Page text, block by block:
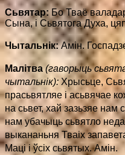
Сьвятар: Бо Тваё
Сына, і Сьвятога Духа,
Чытальнік:Амін.
Малітва(гаворыць
чытальнік): Хрысьце,
прасьвятляе і асьвячае
на сьвет, хай зазьзяе нам
нам убачыць сьвятло
выкананьня Тваіх
Маці і ўсіх сьвятых. Амін.